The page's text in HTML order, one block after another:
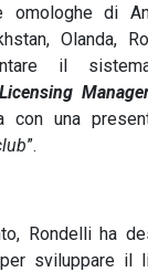
di
Olanda,
il
con una
”.
Rondelli ha
per sviluppare il